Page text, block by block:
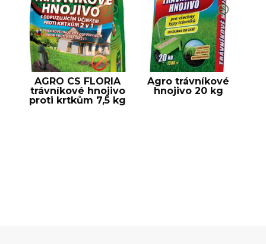
AGRO CS FLORIA
trávníkové hnojivo
proti krtkům 7,5 kg
Agro trávníkové
hnojivo 20 kg